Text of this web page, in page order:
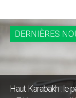
DERNIÈRES
Haut-Karabakh : le